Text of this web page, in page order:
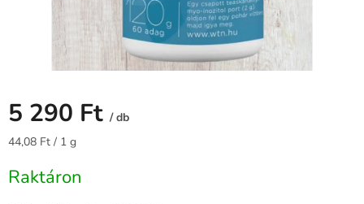
5 290 Ft / db
Egységár:
44,08 Ft / 1 g
Raktáron